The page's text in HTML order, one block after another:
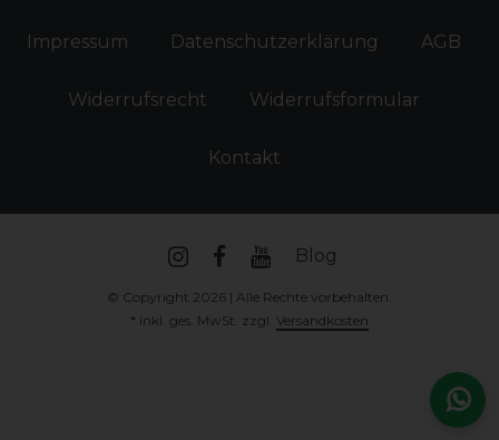
Impressum Daten­schutz­erklärung AGB
Widerrufs­recht Widerrufs­formular
Kontakt
Blog
© Copyright 2026 | Alle Rechte vorbehalten.
* inkl. ges. MwSt. zzgl. Versandkosten